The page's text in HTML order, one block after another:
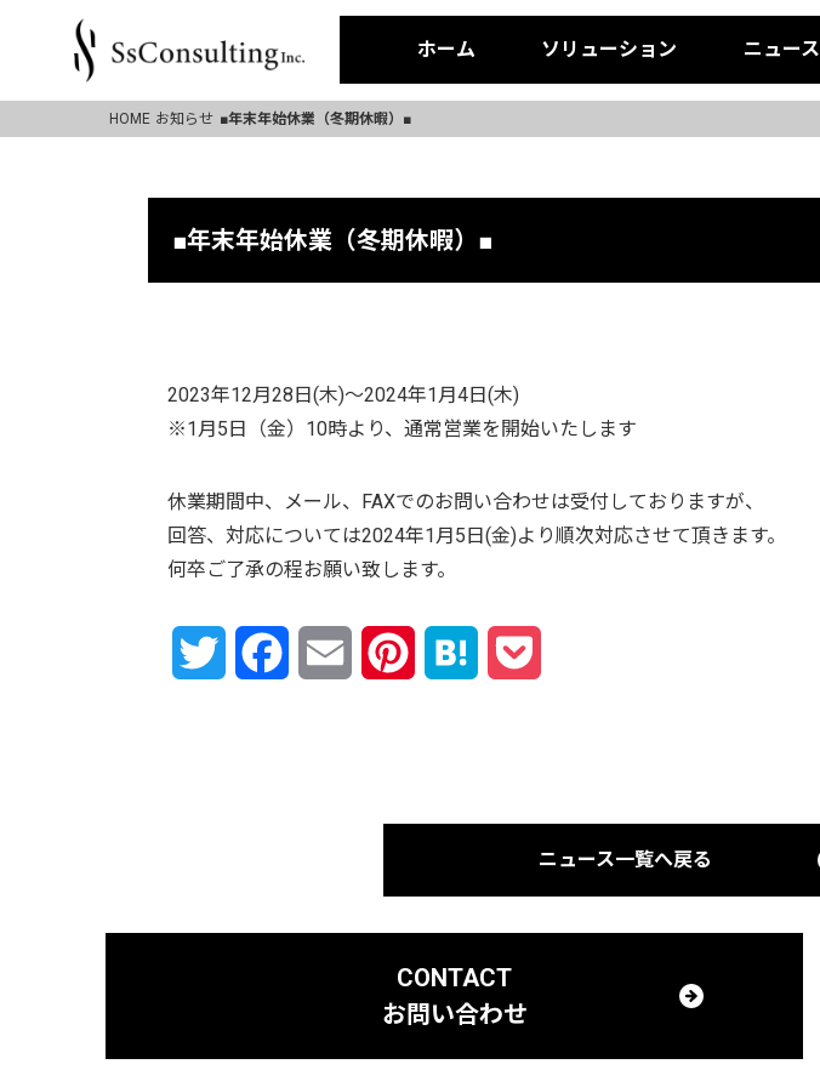
ホーム ソリューション ニュース
HOME お知らせ ■年末年始休業（冬期休暇）■
■年末年始休業（冬期休暇）■
2023年12月28日(木)～2024年1月4日(木)
※1月5日（金）10時より、通常営業を開始いたします
休業期間中、メール、FAXでのお問い合わせは受付しておりますが、
回答、対応については2024年1月5日(金)より順次対応させて頂きます。
何卒ご了承の程お願い致します。
Twitter FacebookEmail Pinterest Hatena
ニュース一覧へ戻る
CONTACT
お問い合わせ